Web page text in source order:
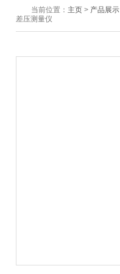
当前位置： 主页 > 产品展示
差压测量仪